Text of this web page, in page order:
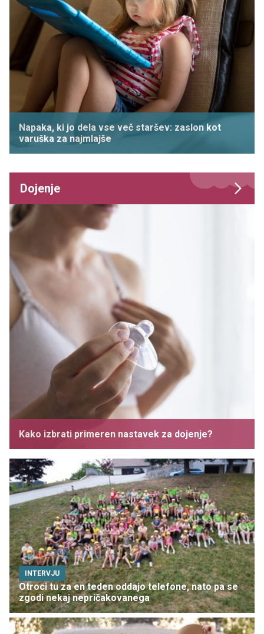
Napaka, ki jo dela vse več staršev: zaslon kot
varuška za najmlajše
Dojenje
Kako izbrati primeren nastavek za dojenje?
INTERVJU
Otroci tu za en teden oddajo telefone, nato pa se
zgodi nekaj nepričakovanega